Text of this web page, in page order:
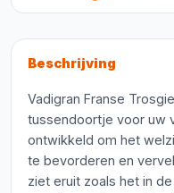
Beschrijving
Vadigran Franse
tussendoortje voor uw
ontwikkeld om het
te bevorderen en
ziet eruit zoals het in